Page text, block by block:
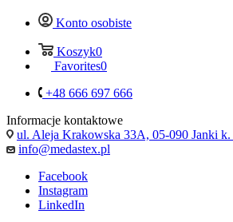
Konto osobiste
Koszyk0
Favorites0
+48 666 697 666
Informacje kontaktowe
ul. Aleja Krakowska 33A, 05-090 Janki k.
info@medastex.pl
Facebook
Instagram
LinkedIn